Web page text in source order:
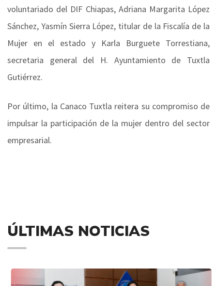
voluntariado del DIF Chiapas, Adriana Margarita López
Sánchez, Yasmín Sierra López, titular de la Fiscalía de la
Mujer en el estado y Karla Burguete Torrestiana,
secretaria general del H. Ayuntamiento de Tuxtla
Gutiérrez.
Por último, la Canaco Tuxtla reitera su compromiso de
impulsar la participación de la mujer dentro del sector
empresarial.
ÚLTIMAS NOTICIAS